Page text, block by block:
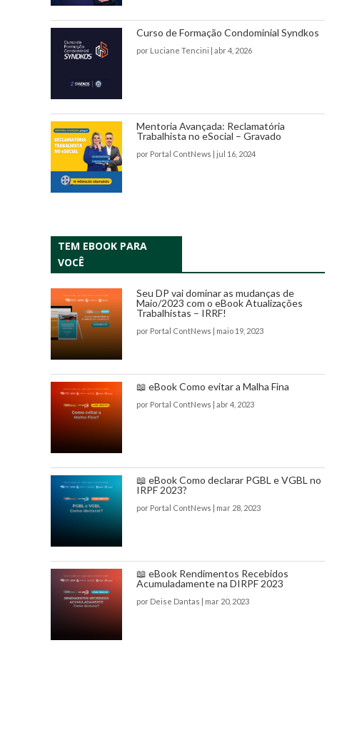
Curso de Formação Condominial Syndkos
por Luciane Tencini abr 4, 2026
Mentoria Avançada: Reclamatória
Trabalhista no eSocial – Gravado
por Portal ContNews jul 16, 2024
TEM EBOOK PARA
VOCÊ
Seu DP vai dominar as mudanças de
Maio/2023 com o eBook Atualizações
Trabalhistas – IRRF!
por Portal ContNews | maio 19, 2023
📖 eBook Como evitar a Malha Fina
por Portal ContNews | abr 4, 2023
📖 eBook Como declarar PGBL e VGBL no
IRPF 2023?
por Portal ContNews | mar 28, 2023
📖 eBook Rendimentos Recebidos
Acumuladamente na DIRPF 2023
por Deise Dantas | mar 20, 2023